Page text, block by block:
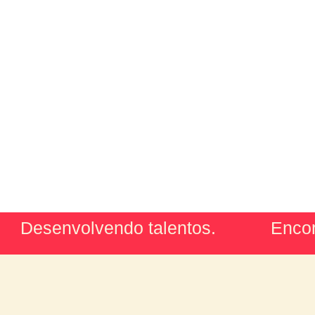
Desenvolvendo talentos.